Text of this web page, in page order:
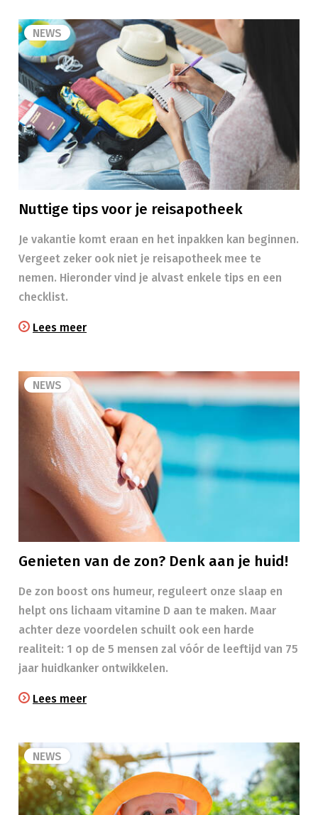
NEWS
Nuttige tips voor je reisapotheek
Je vakantie komt eraan en het inpakken kan beginnen.
Vergeet zeker ook niet je reisapotheek mee te
nemen. Hieronder vind je alvast enkele tips en een
checklist.
Lees meer
NEWS
Genieten van de zon? Denk aan je huid!
​​De zon boost ons humeur, reguleert onze slaap en
helpt ons lichaam vitamine D aan te maken. Maar
achter deze voordelen schuilt ook een harde
realiteit: 1 op de 5 mensen zal vóór de leeftijd van 75
jaar huidkanker ontwikkelen.
Lees meer
NEWS